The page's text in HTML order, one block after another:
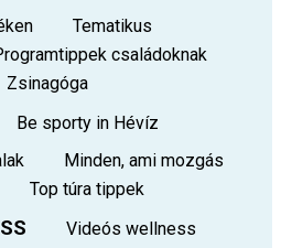
Tematikus
családoknak
Zsinagóga
Be sporty in Hévíz
Minden, ami mozgás
Top túra tippek
Videós wellness